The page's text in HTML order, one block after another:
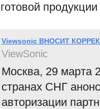
готовой
Viewsonic ВНОСИТ
ViewSonic
Москва, 29 марта
странах СНГ
авторизации